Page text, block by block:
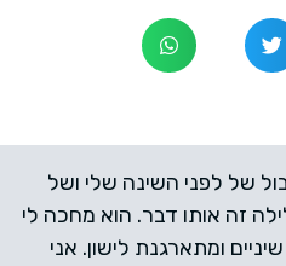
של לפני השינה שלי ושל
זה אותו דבר. הוא מחכה לי
ומתארגנת לישון. אני